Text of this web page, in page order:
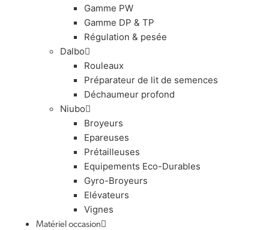
Gamme PW
Gamme DP & TP
Régulation & pesée
Dalbo
Rouleaux
Préparateur de lit de semences
Déchaumeur profond
Niubo
Broyeurs
Epareuses
Prétailleuses
Equipements Eco-Durables
Gyro-Broyeurs
Elévateurs
Vignes
Matériel occasion